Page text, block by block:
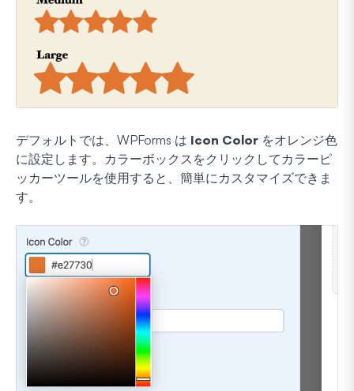
デフォルトでは、WPForms は Icon Color をオレンジ色
に設定します。カラーボックスをクリックしてカラーピ
ッカーツールを使用すると、簡単にカスタマイズできま
す。